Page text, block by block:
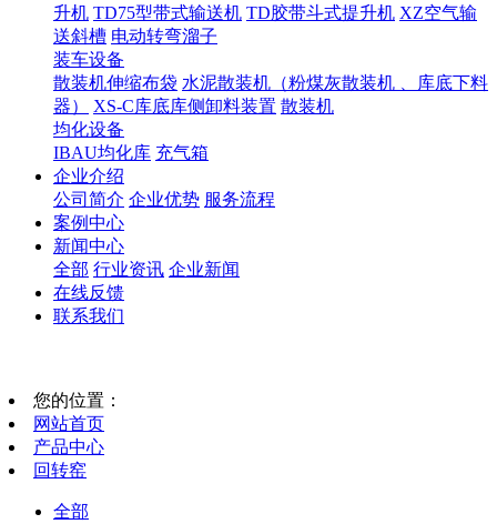
升机 TD75型带式输送机 TD胶带斗式提升机 XZ空气输
送斜槽 电动转弯溜子
装车设备
散装机伸缩布袋 水泥散装机（粉煤灰散装机 、库底下料
器）
XS-C库底库侧卸料装置 散装机
均化设备
IBAU均化库 充气箱
企业介绍
公司简介 企业优势 服务流程
案例中心
新闻中心
全部 行业资讯 企业新闻
在线反馈
联系我们
您的位置：
网站首页
产品中心
回转窑
全部